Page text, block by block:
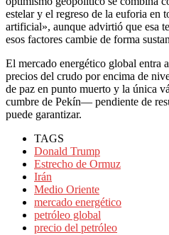
estelar y el regreso de la euforia en
artificial», aunque advirtió que esa
esos factores cambie de forma
El mercado energético global entra
precios del crudo por encima de
de paz en punto muerto y la única
cumbre de Pekín— pendiente de
puede garantizar.
TAGS
Donald Trump
Estrecho de Ormuz
Irán
Medio Oriente
mercado energético
petróleo global
precio del petróleo